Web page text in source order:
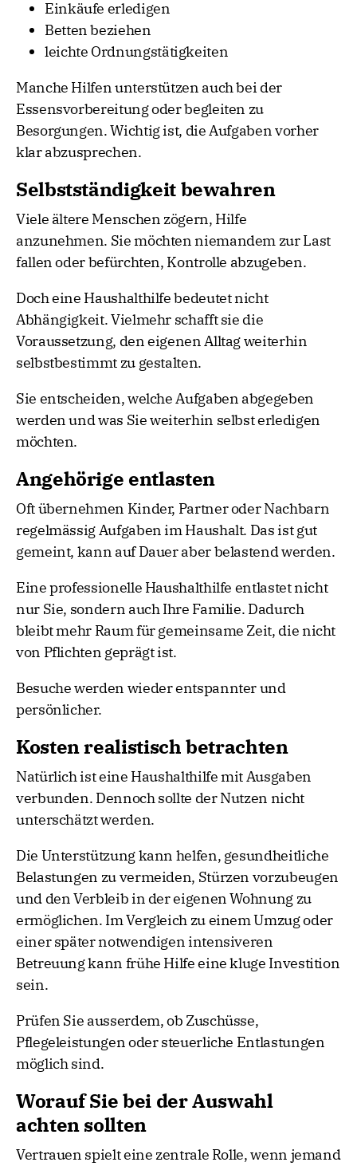
Einkäufe erledigen
Betten beziehen
leichte Ordnungstätigkeiten
Manche Hilfen unterstützen auch bei der
Essensvorbereitung oder begleiten zu
Besorgungen. Wichtig ist, die Aufgaben vorher
klar abzusprechen.
Selbstständigkeit bewahren
Viele ältere Menschen zögern, Hilfe
anzunehmen. Sie möchten niemandem zur Last
fallen oder befürchten, Kontrolle abzugeben.
Doch eine Haushalthilfe bedeutet nicht
Abhängigkeit. Vielmehr schafft sie die
Voraussetzung, den eigenen Alltag weiterhin
selbstbestimmt zu gestalten.
Sie entscheiden, welche Aufgaben abgegeben
werden und was Sie weiterhin selbst erledigen
möchten.
Angehörige entlasten
Oft übernehmen Kinder, Partner oder Nachbarn
regelmässig Aufgaben im Haushalt. Das ist gut
gemeint, kann auf Dauer aber belastend werden.
Eine professionelle Haushalthilfe entlastet nicht
nur Sie, sondern auch Ihre Familie. Dadurch
bleibt mehr Raum für gemeinsame Zeit, die nicht
von Pflichten geprägt ist.
Besuche werden wieder entspannter und
persönlicher.
Kosten realistisch betrachten
Natürlich ist eine Haushalthilfe mit Ausgaben
verbunden. Dennoch sollte der Nutzen nicht
unterschätzt werden.
Die Unterstützung kann helfen, gesundheitliche
Belastungen zu vermeiden, Stürzen vorzubeugen
und den Verbleib in der eigenen Wohnung zu
ermöglichen. Im Vergleich zu einem Umzug oder
einer später notwendigen intensiveren
Betreuung kann frühe Hilfe eine kluge Investition
sein.
Prüfen Sie ausserdem, ob Zuschüsse,
Pflegeleistungen oder steuerliche Entlastungen
möglich sind.
Worauf Sie bei der Auswahl
achten sollten
Vertrauen spielt eine zentrale Rolle, wenn jemand